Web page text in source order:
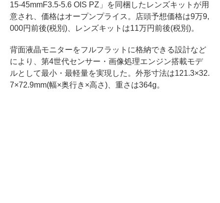
15-45mmF3.5-5.6 OIS PZ」を同梱したレンズキットが用
意され、価格はオープンプライス。店頭予想価格は9万9,
000円前後(税別)、レンズキットは11万円前後(税別)。
背面液晶モニターをフルフラットに格納できる設計など
により、第4世代センサー・画像処理エンジン搭載モデ
ルとして最小・最軽量を実現した。外形寸法は121.3×32.
7×72.9mm(幅×奥行き×高さ)、重さは364g。